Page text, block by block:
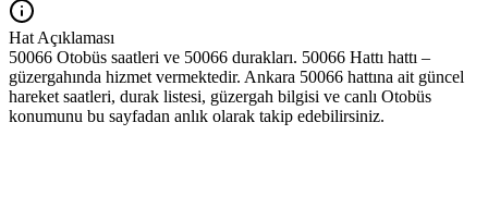
Hat Açıklaması
50066 Otobüs saatleri ve 50066 durakları. 50066 Hattı hattı –
güzergahında hizmet vermektedir. Ankara 50066 hattına ait güncel
hareket saatleri, durak listesi, güzergah bilgisi ve canlı Otobüs
konumunu bu sayfadan anlık olarak takip edebilirsiniz.